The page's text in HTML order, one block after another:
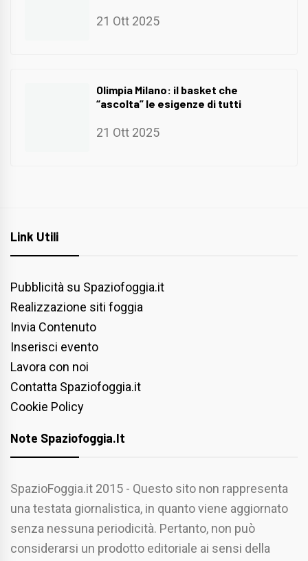
21 Ott 2025
Olimpia Milano: il basket che
“ascolta” le esigenze di tutti
21 Ott 2025
Link Utili
Pubblicità su Spaziofoggia.it
Realizzazione siti foggia
Invia Contenuto
Inserisci evento
Lavora con noi
Contatta Spaziofoggia.it
Cookie Policy
Note Spaziofoggia.it
SpazioFoggia.it 2015 - Questo sito non rappresenta
una testata giornalistica, in quanto viene aggiornato
senza nessuna periodicità. Pertanto, non può
considerarsi un prodotto editoriale ai sensi della